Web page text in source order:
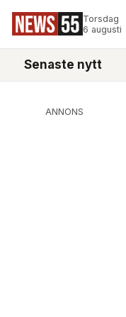
Torsdag
6 augusti
Senaste nytt
ANNONS